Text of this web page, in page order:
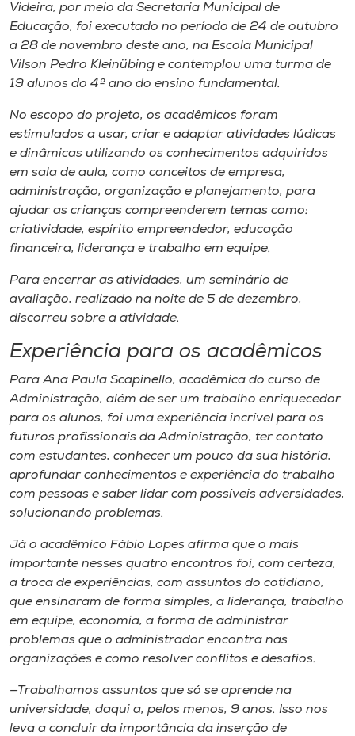
Selecione
o idioma
A+
A-
Videira, por meio da Secretaria Municipal de
Educação, foi executado no período de 24 de outubro
a 28 de novembro deste ano, na Escola Municipal
Vilson Pedro Kleinübing e contemplou uma turma de
19 alunos do 4º ano do ensino fundamental.
No escopo do projeto, os acadêmicos foram
estimulados a usar, criar e adaptar atividades lúdicas
e dinâmicas utilizando os conhecimentos adquiridos
em sala de aula, como conceitos de empresa,
administração, organização e planejamento, para
ajudar as crianças compreenderem temas como:
criatividade, espírito empreendedor, educação
financeira, liderança e trabalho em equipe.
Para encerrar as atividades, um seminário de
avaliação, realizado na noite de 5 de dezembro,
discorreu sobre a atividade.
Experiência para os acadêmicos
Para Ana Paula Scapinello, acadêmica do curso de
Administração, além de ser um trabalho enriquecedor
para os alunos, foi uma experiência incrível para os
futuros profissionais da Administração, ter contato
com estudantes, conhecer um pouco da sua história,
aprofundar conhecimentos e experiência do trabalho
com pessoas e saber lidar com possíveis adversidades,
solucionando problemas.
Já o acadêmico Fábio Lopes afirma que o mais
importante nesses quatro encontros foi, com certeza,
a troca de experiências, com assuntos do cotidiano,
que ensinaram de forma simples, a liderança, trabalho
em equipe, economia, a forma de administrar
problemas que o administrador encontra nas
organizações e como resolver conflitos e desafios.
—Trabalhamos assuntos que só se aprende na
universidade, daqui a, pelos menos, 9 anos. Isso nos
leva a concluir da importância da inserção de